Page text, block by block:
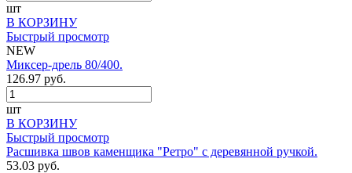
шт
В КОРЗИНУ
Быстрый просмотр
NEW
Миксер-дрель 80/400.
126.97 руб.
шт
В КОРЗИНУ
Быстрый просмотр
Расшивка швов каменщика "Ретро" с деревянной ручкой.
53.03 руб.